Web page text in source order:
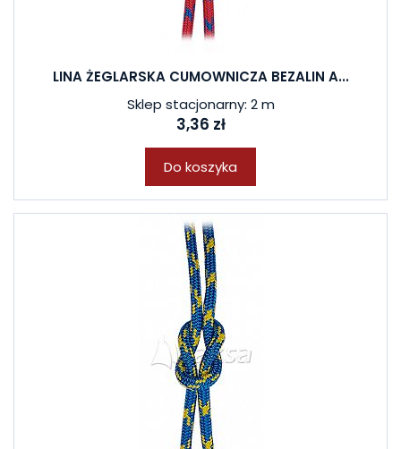
LINA ŻEGLARSKA CUMOWNICZA BEZALIN A...
Sklep stacjonarny: 2 m
3,36 zł
Do koszyka